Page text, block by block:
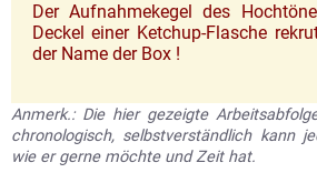
Der Aufnahmekegel des
Deckel einer Ketchup-Flasche
der Name der Box !
Anmerk.: Die hier gezeigte
chronologisch, selbstverständlich kann jeder so
wie er gerne möchte und Zeit hat.